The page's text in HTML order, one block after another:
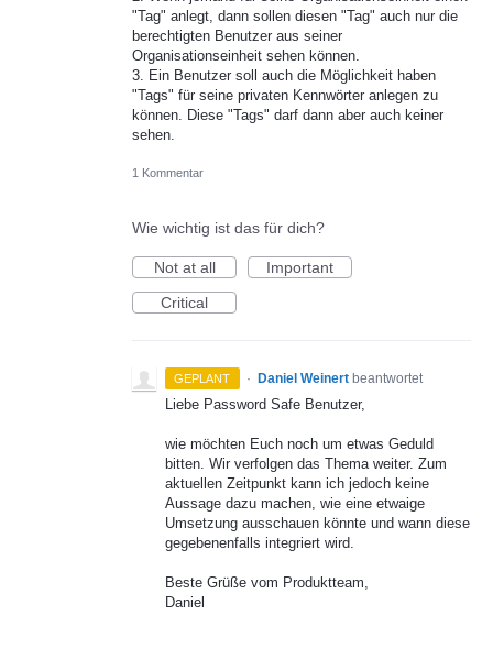
"Tag" anlegt, dann sollen diesen "Tag" auch nur die
berechtigten Benutzer aus seiner
Organisationseinheit sehen können.
3. Ein Benutzer soll auch die Möglichkeit haben
"Tags" für seine privaten Kennwörter anlegen zu
können. Diese "Tags" darf dann aber auch keiner
sehen.
1 Kommentar
Wie wichtig ist das für dich?
Not at all
Important
Critical
GEPLANT · Daniel Weinert beantwortet
Liebe Password Safe Benutzer,
wie möchten Euch noch um etwas Geduld
bitten. Wir verfolgen das Thema weiter. Zum
aktuellen Zeitpunkt kann ich jedoch keine
Aussage dazu machen, wie eine etwaige
Umsetzung ausschauen könnte und wann diese
gegebenenfalls integriert wird.
Beste Grüße vom Produktteam,
Daniel